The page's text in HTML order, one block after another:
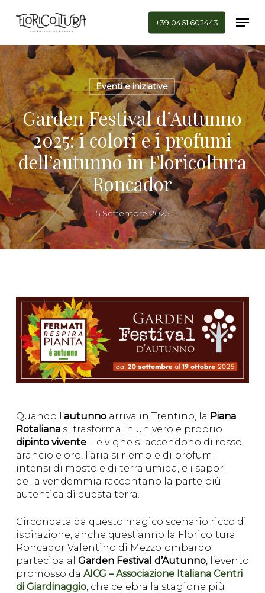
content
+39 0461 602443
Eventi e iniziative
Garden Festival d’Autunno
2025: i colori e i profumi
dell’autunno in Floricoltura
Roncador
5 Settembre 2025
Quando l’autunnoarriva in Trentino, la Piana
Rotalianasi trasforma in un vero e proprio
dipinto vivente. Le vigne si accendono di rosso,
arancio e oro, l’aria si riempie di profumi
intensi di mosto e di terra umida, e i sapori
della vendemmia raccontano la parte più
autentica di questa terra.
Circondata da questo magico scenario ricco di
ispirazione, anche quest’anno la Floricoltura
Roncador Valentino di Mezzolombardo
partecipa al Garden Festival d’Autunno, l’evento
promosso da AICG – Associazione Italiana Centri
di Giardinaggio, che celebra la stagione più
Menu